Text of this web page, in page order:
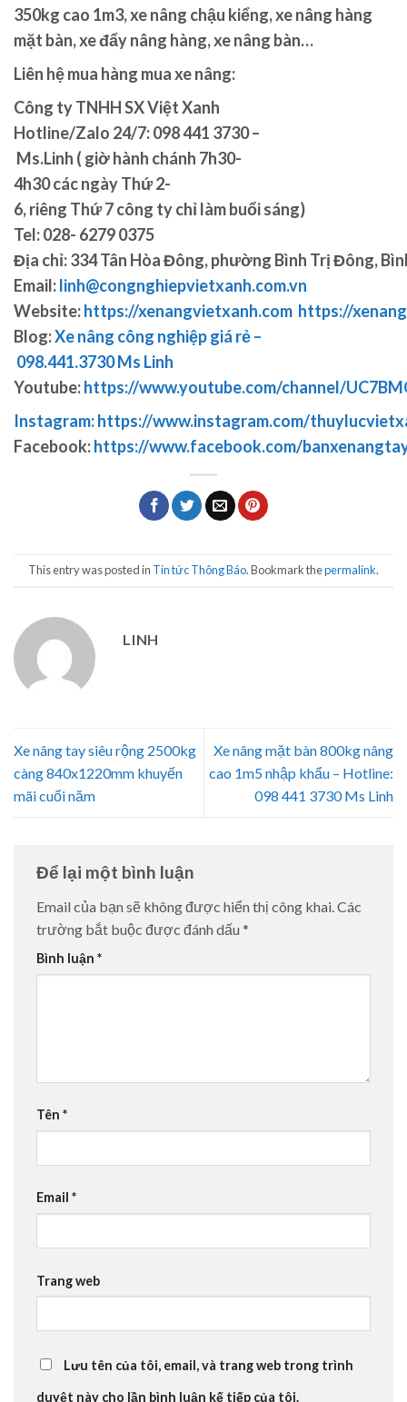
350kg cao 1m3, xe nâng chậu kiểng, xe nâng hàng
mặt bàn, xe đẩy nâng hàng, xe nâng bàn…
Liên hệ mua hàng mua xe nâng:
Công ty TNHH SX Việt Xanh
Hotline/Zalo 24/7: 098 441 3730 –
Ms.Linh ( giờ hành chánh 7h30-
4h30 các ngày Thứ 2-
6, riêng Thứ 7 công ty chỉ làm buổi sáng)
Tel: 028- 6279 0375
Địa chỉ: 334 Tân Hòa Đông, phường Bình Trị Đông,
Email:linh@congnghiepvietxanh.com.vn
Website:https://xenangvietxanh.com https://
Blog:Xe nâng công nghiệp giá rẻ –
098.441.3730 Ms Linh
Youtube:https://www.youtube.com/channel/
Instagram: https://www.instagram.com/
Facebook:https://www.facebook.com/
This entry was posted in Tin tức Thông Báo. Bookmark thepermalink.
LINH
Xe nâng tay siêu rộng 2500kg
càng 840x1220mm khuyến
mãi cuối năm
Xe nâng mặt bàn 800kg nâng
cao 1m5 nhập khẩu – Hotline:
098 441 3730 Ms Linh
Để lại một bình luận
Email của bạn sẽ không được hiển thị công khai.Các
trường bắt buộc được đánh dấu *
Bình luận *
Tên *
Email *
Trang web
Lưu tên của tôi, email, và trang web trong trình
duyệt này cho lần bình luận kế tiếp của tôi.